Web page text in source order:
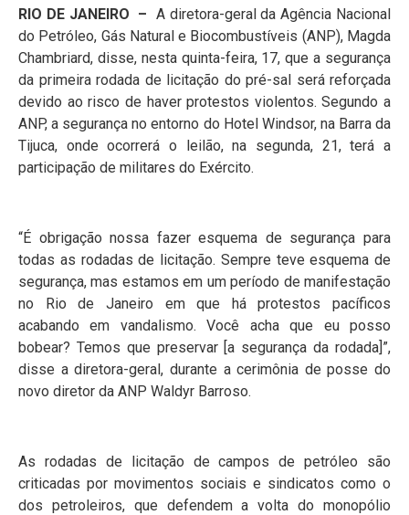
RIO DE JANEIRO – A diretora-geral da Agência Nacional
do Petróleo, Gás Natural e Biocombustíveis (ANP), Magda
Chambriard, disse, nesta quinta-feira, 17, que a segurança
da primeira rodada de licitação do pré-sal será reforçada
devido ao risco de haver protestos violentos. Segundo a
ANP, a segurança no entorno do Hotel Windsor, na Barra da
Tijuca, onde ocorrerá o leilão, na segunda, 21, terá a
participação de militares do Exército.
“É obrigação nossa fazer esquema de segurança para
todas as rodadas de licitação. Sempre teve esquema de
segurança, mas estamos em um período de manifestação
no Rio de Janeiro em que há protestos pacíficos
acabando em vandalismo. Você acha que eu posso
bobear? Temos que preservar [a segurança da rodada]”,
disse a diretora-geral, durante a cerimônia de posse do
novo diretor da ANP Waldyr Barroso.
As rodadas de licitação de campos de petróleo são
criticadas por movimentos sociais e sindicatos como o
dos petroleiros, que defendem a volta do monopólio